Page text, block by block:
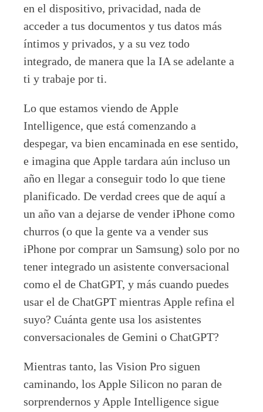
en el dispositivo, privacidad, nada de
acceder a tus documentos y tus datos más
íntimos y privados, y a su vez todo
integrado, de manera que la IA se adelante a
ti y trabaje por ti.
Lo que estamos viendo de Apple
Intelligence, que está comenzando a
despegar, va bien encaminada en ese sentido,
e imagina que Apple tardara aún incluso un
año en llegar a conseguir todo lo que tiene
planificado. De verdad crees que de aquí a
un año van a dejarse de vender iPhone como
churros (o que la gente va a vender sus
iPhone por comprar un Samsung) solo por no
tener integrado un asistente conversacional
como el de ChatGPT, y más cuando puedes
usar el de ChatGPT mientras Apple refina el
suyo? Cuánta gente usa los asistentes
conversacionales de Gemini o ChatGPT?
Mientras tanto, las Vision Pro siguen
caminando, los Apple Silicon no paran de
sorprendernos y Apple Intelligence sigue